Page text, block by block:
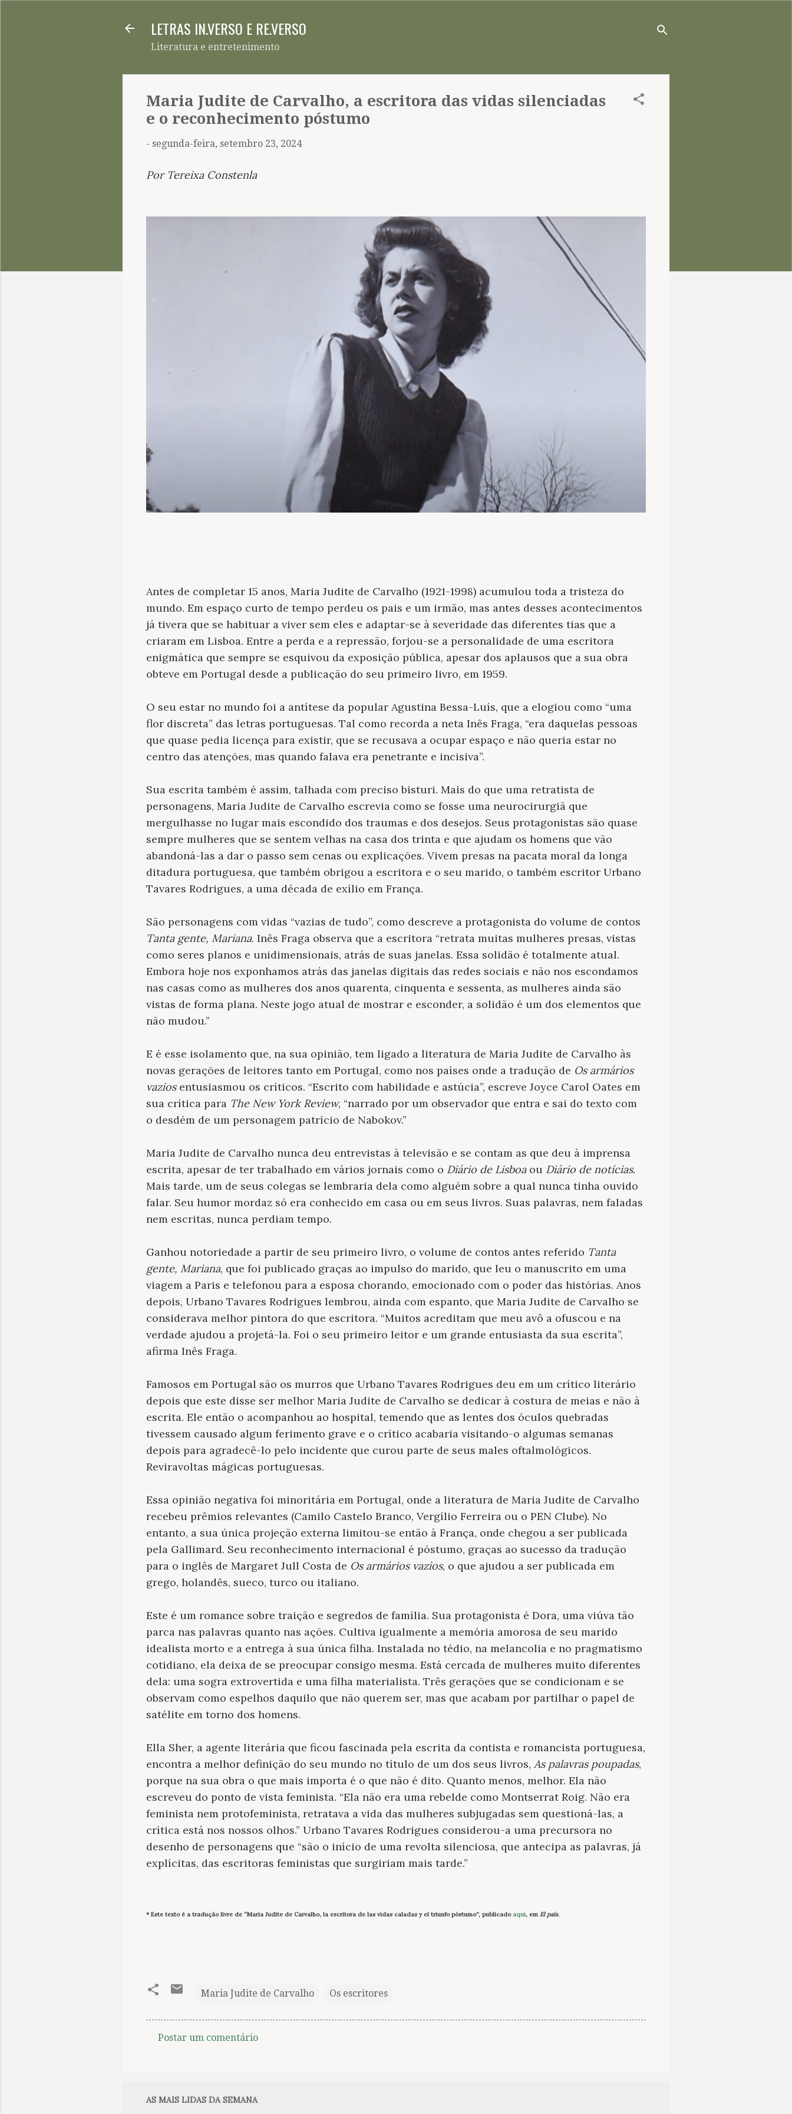
LETRAS IN.VERSO E RE.VERSO
Literatura e entretenimento
Maria Judite de Carvalho, a escritora das vidas silenciadas
e o reconhecimento póstumo
- segunda-feira, setembro 23, 2024
Por Tereixa Constenla
Antes de completar 15 anos, Maria Judite de Carvalho (1921-1998) acumulou toda a tristeza do
mundo. Em espaço curto de tempo perdeu os pais e um irmão, mas antes desses acontecimentos
já tivera que se habituar a viver sem eles e adaptar-se à severidade das diferentes tias que a
criaram em Lisboa. Entre a perda e a repressão, forjou-se a personalidade de uma escritora
enigmática que sempre se esquivou da exposição pública, apesar dos aplausos que a sua obra
obteve em Portugal desde a publicação do seu primeiro livro, em 1959.
O seu estar no mundo foi a antítese da popular Agustina Bessa-Luís, que a elogiou como “uma
flor discreta” das letras portuguesas. Tal como recorda a neta Inês Fraga, “era daquelas pessoas
que quase pedia licença para existir, que se recusava a ocupar espaço e não queria estar no
centro das atenções, mas quando falava era penetrante e incisiva”.
Sua escrita também é assim, talhada com preciso bisturi. Mais do que uma retratista de
personagens, Maria Judite de Carvalho escrevia como se fosse uma neurocirurgiã que
mergulhasse no lugar mais escondido dos traumas e dos desejos. Seus protagonistas são quase
sempre mulheres que se sentem velhas na casa dos trinta e que ajudam os homens que vão
abandoná-las a dar o passo sem cenas ou explicações. Vivem presas na pacata moral da longa
ditadura portuguesa, que também obrigou a escritora e o seu marido, o também escritor Urbano
Tavares Rodrigues, a uma década de exílio em França.
São personagens com vidas “vazias de tudo”, como descreve a protagonista do volume de contos
Tanta gente, Mariana. Inês Fraga observa que a escritora “retrata muitas mulheres presas, vistas
como seres planos e unidimensionais, atrás de suas janelas. Essa solidão é totalmente atual.
Embora hoje nos exponhamos atrás das janelas digitais das redes sociais e não nos escondamos
nas casas como as mulheres dos anos quarenta, cinquenta e sessenta, as mulheres ainda são
vistas de forma plana. Neste jogo atual de mostrar e esconder, a solidão é um dos elementos que
não mudou.”
E é esse isolamento que, na sua opinião, tem ligado a literatura de Maria Judite de Carvalho às
novas gerações de leitores tanto em Portugal, como nos países onde a tradução de Os armários
vaziosentusiasmou os críticos. “Escrito com habilidade e astúcia”, escreve Joyce Carol Oates em
sua crítica para The New York Review, “narrado por um observador que entra e sai do texto com
o desdém de um personagem patrício de Nabokov.”
Maria Judite de Carvalho nunca deu entrevistas à televisão e se contam as que deu à imprensa
escrita, apesar de ter trabalhado em vários jornais como o Diário de Lisboaou Diário de notícias.
Mais tarde, um de seus colegas se lembraria dela como alguém sobre a qual nunca tinha ouvido
falar. Seu humor mordaz só era conhecido em casa ou em seus livros. Suas palavras, nem faladas
nem escritas, nunca perdiam tempo.
Ganhou notoriedade a partir de seu primeiro livro, o volume de contos antes referido Tanta
gente, Mariana, que foi publicado graças ao impulso do marido, que leu o manuscrito em uma
viagem a Paris e telefonou para a esposa chorando, emocionado com o poder das histórias. Anos
depois, Urbano Tavares Rodrigues lembrou, ainda com espanto, que Maria Judite de Carvalho se
considerava melhor pintora do que escritora. “Muitos acreditam que meu avô a ofuscou e na
verdade ajudou a projetá-la. Foi o seu primeiro leitor e um grande entusiasta da sua escrita”,
afirma Inês Fraga.
Famosos em Portugal são os murros que Urbano Tavares Rodrigues deu em um crítico literário
depois que este disse ser melhor Maria Judite de Carvalho se dedicar à costura de meias e não à
escrita. Ele então o acompanhou ao hospital, temendo que as lentes dos óculos quebradas
tivessem causado algum ferimento grave e o crítico acabaria visitando-o algumas semanas
depois para agradecê-lo pelo incidente que curou parte de seus males oftalmológicos.
Reviravoltas mágicas portuguesas.
Essa opinião negativa foi minoritária em Portugal, onde a literatura de Maria Judite de Carvalho
recebeu prêmios relevantes (Camilo Castelo Branco, Vergílio Ferreira ou o PEN Clube). No
entanto, a sua única projeção externa limitou-se então à França, onde chegou a ser publicada
pela Gallimard. Seu reconhecimento internacional é póstumo, graças ao sucesso da tradução
para o inglês de Margaret Jull Costa de Os armários vazios, o que ajudou a ser publicada em
grego, holandês, sueco, turco ou italiano.
Este é um romance sobre traição e segredos de família. Sua protagonista é Dora, uma viúva tão
parca nas palavras quanto nas ações. Cultiva igualmente a memória amorosa de seu marido
idealista morto e a entrega à sua única filha. Instalada no tédio, na melancolia e no pragmatismo
cotidiano, ela deixa de se preocupar consigo mesma. Está cercada de mulheres muito diferentes
dela: uma sogra extrovertida e uma filha materialista. Três gerações que se condicionam e se
observam como espelhos daquilo que não querem ser, mas que acabam por partilhar o papel de
satélite em torno dos homens.
Ella Sher, a agente literária que ficou fascinada pela escrita da contista e romancista portuguesa,
encontra a melhor definição do seu mundo no título de um dos seus livros, As palavras poupadas,
porque na sua obra o que mais importa é o que não é dito. Quanto menos, melhor. Ela não
escreveu do ponto de vista feminista. “Ela não era uma rebelde como Montserrat Roig. Não era
feminista nem protofeminista, retratava a vida das mulheres subjugadas sem questioná-las, a
crítica está nos nossos olhos.” Urbano Tavares Rodrigues considerou-a uma precursora no
desenho de personagens que “são o início de uma revolta silenciosa, que antecipa as palavras, já
explícitas, das escritoras feministas que surgiriam mais tarde.”
* Este texto é a tradução livre de “Maria Judite de Carvalho, la escritora de las vidas caladas y el triunfo póstumo”, publicado aqui, em El país.
Maria Judite de Carvalho Os escritores
e
Postar um comentário
AS MAIS LIDAS DA SEMANA